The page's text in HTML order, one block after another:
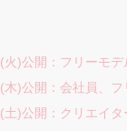
火)公開：フリーモ
木)公開：会社員、
土)公開：クリエイ